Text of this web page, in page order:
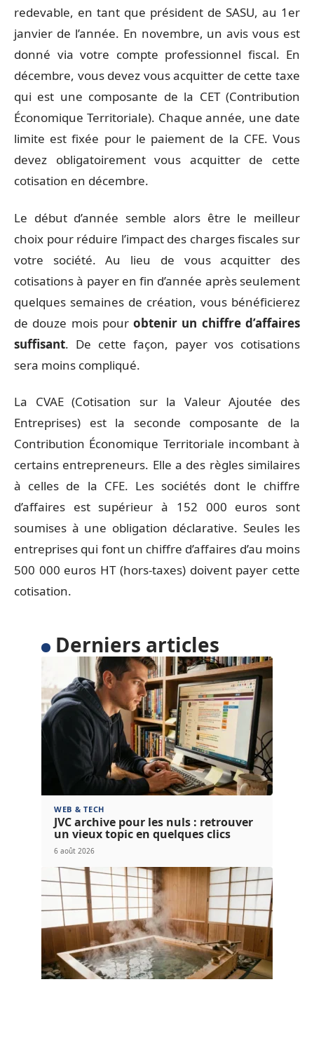
redevable, en tant que président de SASU, au 1er
janvier de l’année. En novembre, un avis vous est
donné via votre compte professionnel fiscal. En
décembre, vous devez vous acquitter de cette taxe
qui est une composante de la CET (Contribution
Économique Territoriale). Chaque année, une date
limite est fixée pour le paiement de la CFE. Vous
devez obligatoirement vous acquitter de cette
cotisation en décembre.
Le début d’année semble alors être le meilleur
choix pour réduire l’impact des charges fiscales sur
votre société. Au lieu de vous acquitter des
cotisations à payer en fin d’année après seulement
quelques semaines de création, vous bénéficierez
de douze mois pourobtenir un chiffre d’affaires
suffisant. De cette façon, payer vos cotisations
sera moins compliqué.
La CVAE (Cotisation sur la Valeur Ajoutée des
Entreprises) est la seconde composante de la
Contribution Économique Territoriale incombant à
certains entrepreneurs. Elle a des règles similaires
à celles de la CFE. Les sociétés dont le chiffre
d’affaires est supérieur à 152 000 euros sont
soumises à une obligation déclarative. Seules les
entreprises qui font un chiffre d’affaires d’au moins
500 000 euros HT (hors-taxes) doivent payer cette
cotisation.
Derniers articles
WEB & TECH
JVC archive pour les nuls : retrouver
un vieux topic en quelques clics
6 août 2026